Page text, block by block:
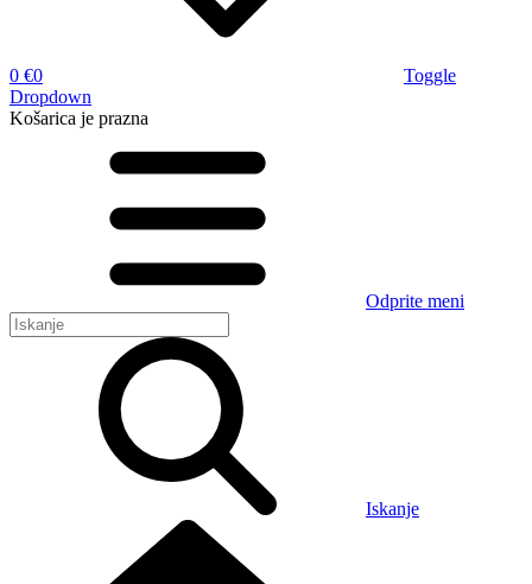
0 €0
Toggle
Dropdown
Košarica je prazna
Odprite meni
Iskanje